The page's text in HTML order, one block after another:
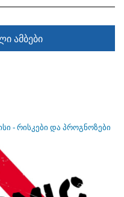
ამბები
- რისკები და პროგნოზები